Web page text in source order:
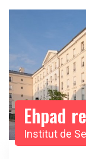
Ehpad
Institut de